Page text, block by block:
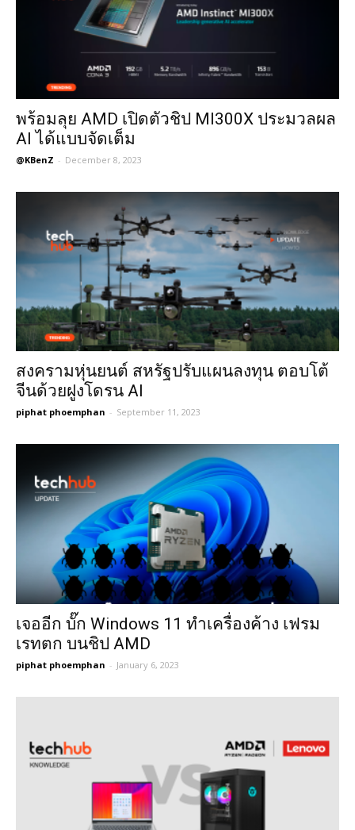
พร้อมลุย AMD เปิดตัวชิป MI300X ประมวลผล
AI ได้แบบจัดเต็ม
@KBenZ - December 8, 2023
สงครามหุ่นยนต์ สหรัฐปรับแผนลงทุน ตอบโต้
จีนด้วยฝูงโดรน AI
piphat phoemphan - September 11, 2023
เจออีก บั๊ก Windows 11 ทำเครื่องค้าง เฟรม
เรทตก บนชิป AMD
piphat phoemphan - January 6, 2023